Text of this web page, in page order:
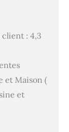
: 4,3
et Maison (
et